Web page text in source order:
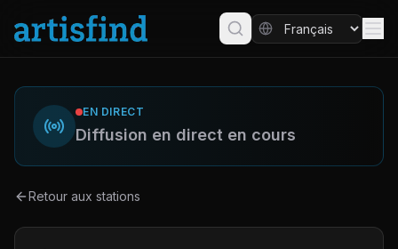
EN DIRECT
Diffusion en direct en cours
Retour aux stations